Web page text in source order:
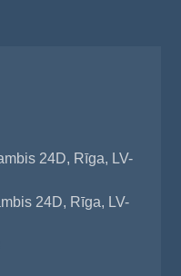
24D, Rīga, LV-
24D, Rīga, LV-